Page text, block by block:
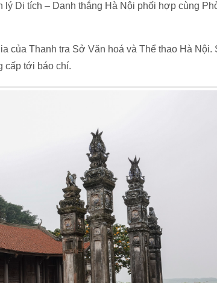
Di tích – Danh thắng Hà Nội phối hợp cùng
của Thanh tra Sở Văn hoá và Thể thao Hà Nội.
cấp tới báo chí.